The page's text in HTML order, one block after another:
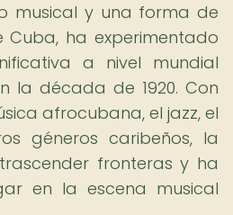
musical y una forma de
Cuba, ha experimentado
a nivel mundial
la década de 1920. Con
afrocubana, el jazz, el
géneros caribeños, la
fronteras y ha
en la escena musical